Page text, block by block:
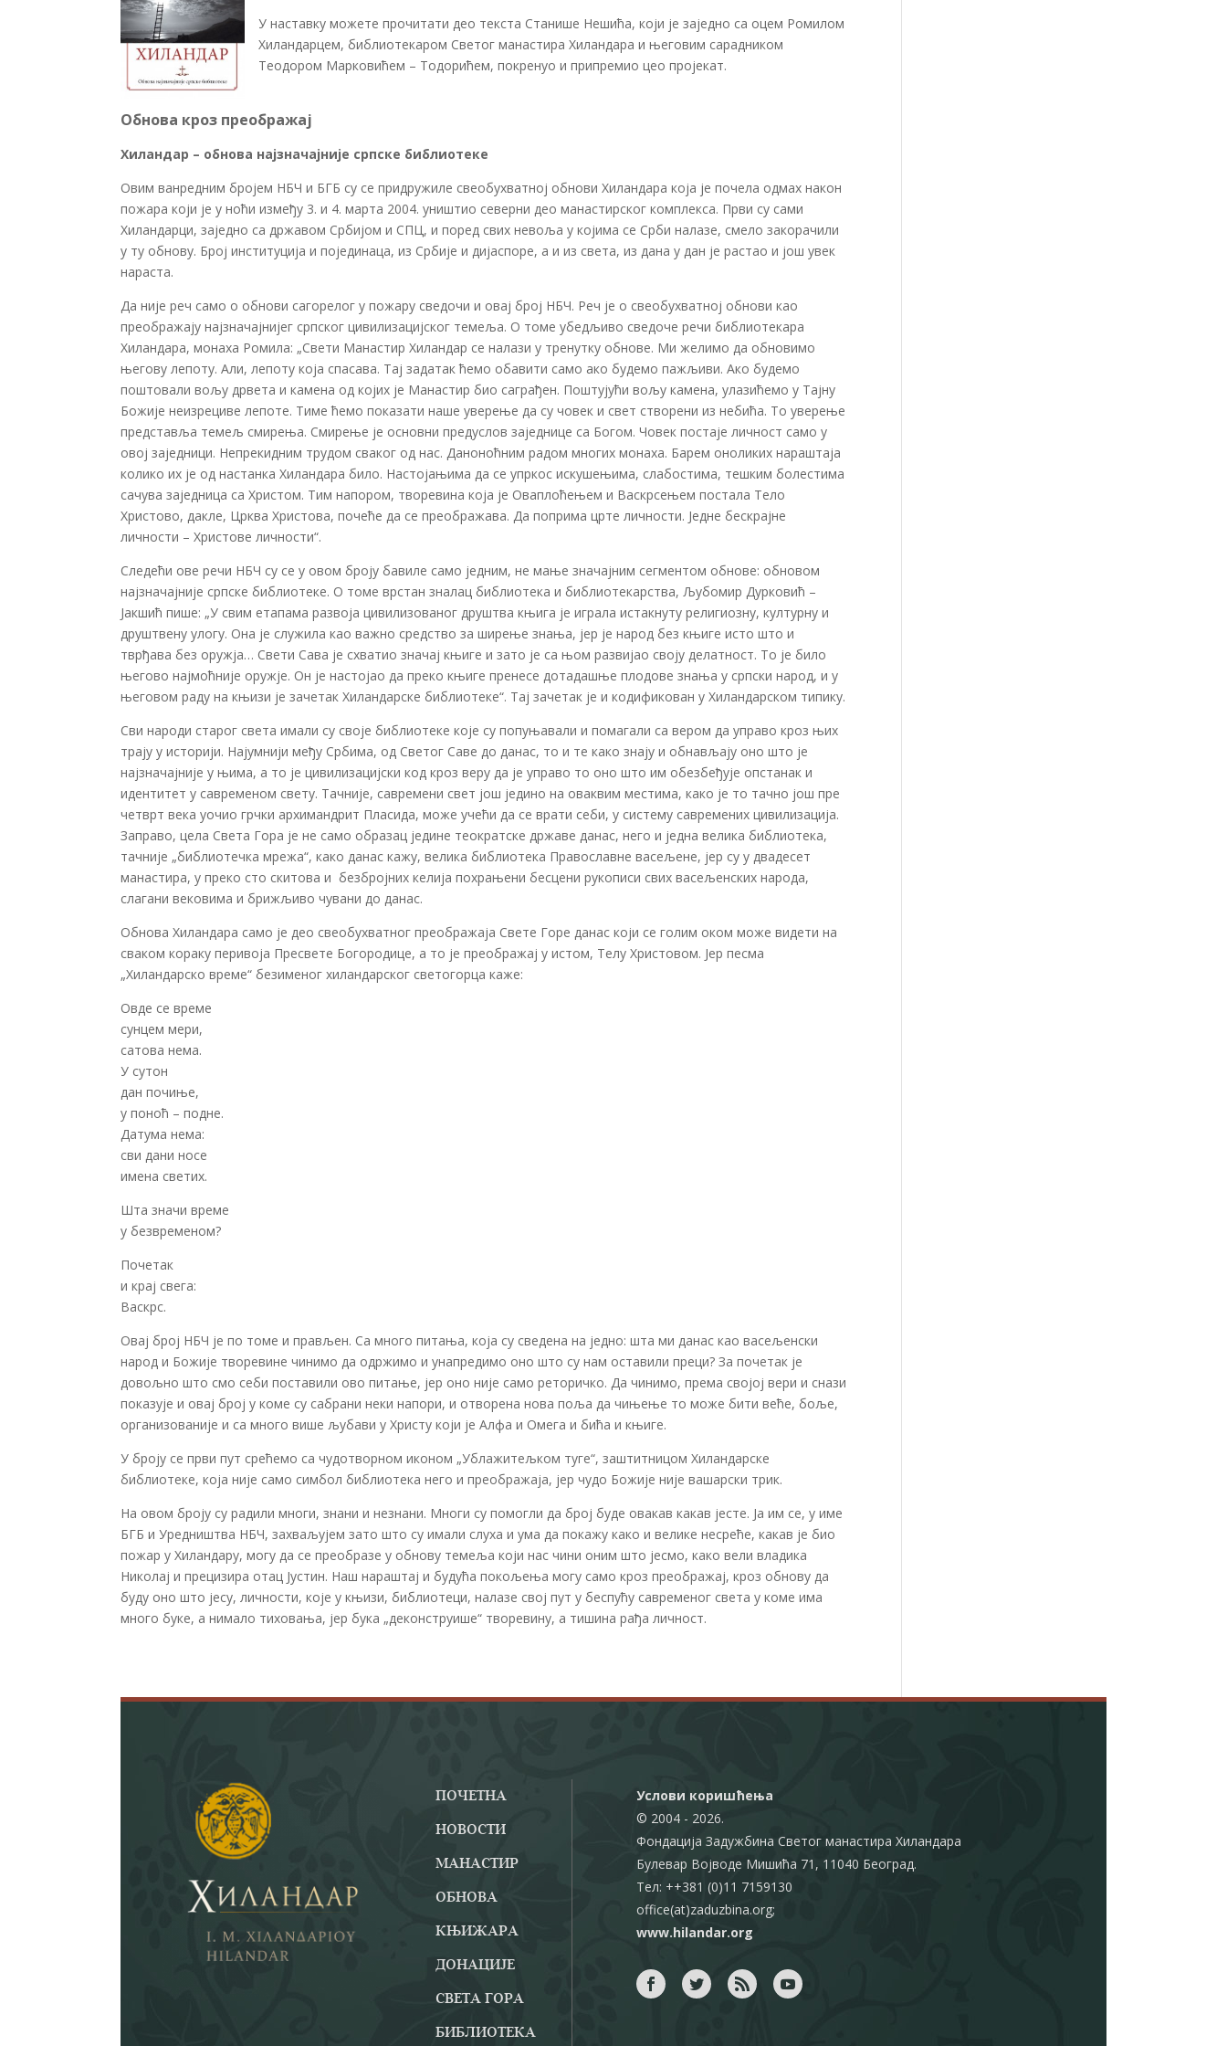
У наставку можете прочитати део текста Станише Нешића, који је заједно са оцем Ромилом
Хиландарцем, библиотекаром Светог манастира Хиландара и његовим сарадником
Теодором Марковићем – Тодорићем, покренуо и припремио цео пројекат.
Обнова кроз преображај
Хиландар – обнова најзначајније српске библиотеке
Овим ванредним бројем НБЧ и БГБ су се придружиле свеобухватној обнови Хиландара која је почела одмах након
пожара који је у ноћи између 3. и 4. марта 2004. уништио северни део манастирског комплекса. Први су сами
Хиландарци, заједно са државом Србијом и СПЦ, и поред свих невоља у којима се Срби налазе, смело закорачили
у ту обнову. Број институција и појединаца, из Србије и дијаспоре, а и из света, из дана у дан је растао и још увек
нараста.
Да није реч само о обнови сагорелог у пожару сведочи и овај број НБЧ. Реч је о свеобухватној обнови као
преображају најзначајнијег српског цивилизацијског темеља. О томе убедљиво сведоче речи библиотекара
Хиландара, монаха Ромила: „Свети Манастир Хиландар се налази у тренутку обнове. Ми желимо да обновимо
његову лепоту. Али, лепоту која спасава. Тај задатак ћемо обавити само ако будемо пажљиви. Ако будемо
поштовали вољу дрвета и камена од којих је Манастир био саграђен. Поштујући вољу камена, улазићемо у Тајну
Божије неизрециве лепоте. Тиме ћемо показати наше уверење да су човек и свет створени из небића. То уверење
представља темељ смирења. Смирење је основни предуслов заједнице са Богом. Човек постаје личност само у
овој заједници. Непрекидним трудом сваког од нас. Даноноћним радом многих монаха. Барем оноликих нараштаја
колико их је од настанка Хиландара било. Настојањима да се упркос искушењима, слабостима, тешким болестима
сачува заједница са Христом. Тим напором, творевина која је Оваплоћењем и Васкрсењем постала Тело
Христово, дакле, Црква Христова, почеће да се преображава. Да поприма црте личности. Једне бескрајне
личности – Христове личности“.
Следећи ове речи НБЧ су се у овом броју бавиле само једним, не мање значајним сегментом обнове: обновом
најзначајније српске библиотеке. О томе врстан зналац библиотека и библиотекарства, Љубомир Дурковић –
Јакшић пише: „У свим етапама развоја цивилизованог друштва књига је играла истакнуту религиозну, културну и
друштвену улогу. Она је служила као важно средство за ширење знања, јер је народ без књиге исто што и
тврђава без оружја… Свети Сава је схватио значај књиге и зато је са њом развијао своју делатност. То је било
његово најмоћније оружје. Он је настојао да преко књиге пренесе дотадашње плодове знања у српски народ, и у
његовом раду на књизи је зачетак Хиландарске библиотеке“. Тај зачетак је и кодификован у Хиландарском типику.
Сви народи старог света имали су своје библиотеке које су попуњавали и помагали са вером да управо кроз њих
трају у историји. Најумнији међу Србима, од Светог Саве до данас, то и те како знају и обнављају оно што је
најзначајније у њима, а то је цивилизацијски код кроз веру да је управо то оно што им обезбеђује опстанак и
идентитет у савременом свету. Тачније, савремени свет још једино на оваквим местима, како је то тачно још пре
четврт века уочио грчки архимандрит Пласида, може учећи да се врати себи, у систему савремених цивилизација.
Заправо, цела Света Гора је не само образац једине теократске државе данас, него и једна велика библиотека,
тачније „библиотечка мрежа“, како данас кажу, велика библиотека Православне васељене, јер су у двадесет
манастира, у преко сто скитова и безбројних келија похрањени бесцени рукописи свих васељенских народа,
слагани вековима и брижљиво чувани до данас.
Обнова Хиландара само је део свеобухватног преображаја Свете Горе данас који се голим оком може видети на
сваком кораку перивоја Пресвете Богородице, а то је преображај у истом, Телу Христовом. Јер песма
„Хиландарско време“ безименог хиландарског светогорца каже:
Овде се време
сунцем мери,
сатова нема.
У сутон
дан почиње,
у поноћ – подне.
Датума нема:
сви дани носе
имена светих.
Шта значи време
у безвременом?
Почетак
и крај свега:
Васкрс.
Овај број НБЧ је по томе и прављен. Са много питања, која су сведена на једно: шта ми данас као васељенски
народ и Божије творевине чинимо да одржимо и унапредимо оно што су нам оставили преци? За почетак је
довољно што смо себи поставили ово питање, јер оно није само реторичко. Да чинимо, према својој вери и снази
показује и овај број у коме су сабрани неки напори, и отворена нова поља да чињење то може бити веће, боље,
организованије и са много више љубави у Христу који је Алфа и Омега и бића и књиге.
У броју се први пут срећемо са чудотворном иконом „Ублажитељком туге“, заштитницом Хиландарске
библиотеке, која није само симбол библиотека него и преображаја, јер чудо Божије није вашарски трик.
На овом броју су радили многи, знани и незнани. Многи су помогли да број буде овакав какав јесте. Ја им се, у име
БГБ и Уредништва НБЧ, захваљујем зато што су имали слуха и ума да покажу како и велике несреће, какав је био
пожар у Хиландару, могу да се преобразе у обнову темеља који нас чини оним што јесмо, како вели владика
Николај и прецизира отац Јустин. Наш нараштај и будућа покољења могу само кроз преображај, кроз обнову да
буду оно што јесу, личности, које у књизи, библиотеци, налазе свој пут у беспућу савременог света у коме има
много буке, а нимало тиховања, јер бука „деконструише“ творевину, а тишина рађа личност.
ПОЧЕТНА
НОВОСТИ
МАНАСТИР
ОБНОВА
КЊИЖАРА
ДОНАЦИЈЕ
СВЕТА ГОРА
БИБЛИОТЕКА
Услови коришћења
© 2004 - 2026.
Фондација Задужбина Светог манастира Хиландара
Булевар Војводе Мишића 71, 11040 Београд.
Тел: ++381 (0)11 7159130
office(at)zaduzbina.org;
www.hilandar.org